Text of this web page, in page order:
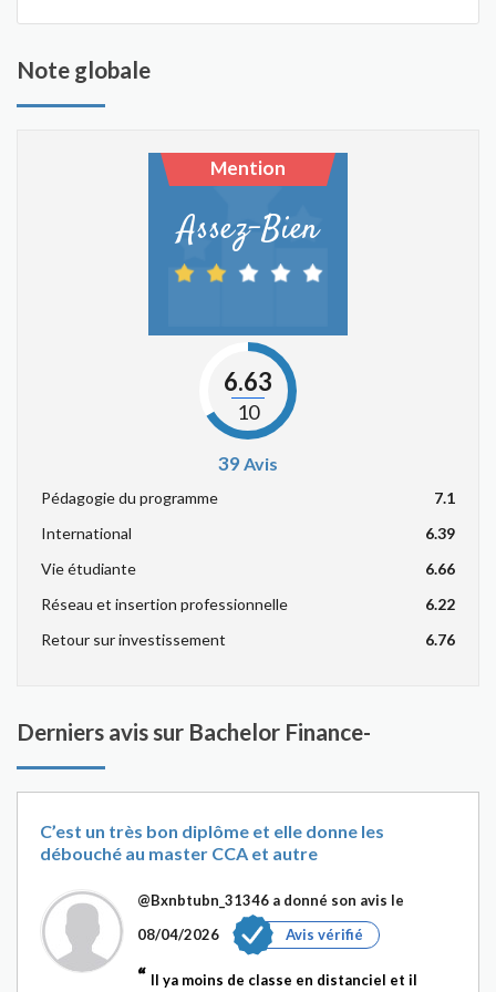
Note globale
Mention
Assez-Bien
6.63
10
39Avis
Pédagogie du programme
7.1
International
6.39
Vie étudiante
6.66
Réseau et insertion professionnelle
6.22
Retour sur investissement
6.76
Derniers avis sur Bachelor Finance-
C’est un très bon diplôme et elle donne les
débouché au master CCA et autre
@Bxnbtubn_31346 a donné son avis le
08/04/2026
Avis vérifié
Il ya moins de classe en distanciel et il